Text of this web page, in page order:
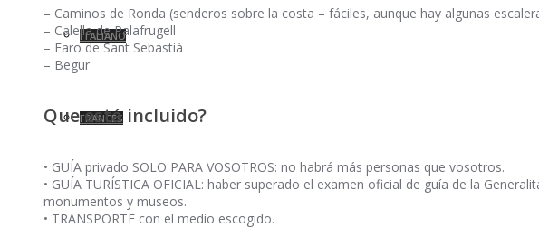
ITALIANO
FRANCÉS
– Caminos de Ronda (senderos sobre la costa – fáciles, aunque hay algunas
– Calella de Palafrugell
– Faro de Sant Sebastià
– Begur
Que está incluido?
• GUÍA privado SOLO PARA VOSOTROS: no habrá más personas que vosotros.
• GUÍA TURÍSTICA OFICIAL: haber superado el examen oficial de guía de la
monumentos y museos.
• TRANSPORTE con el medio escogido.